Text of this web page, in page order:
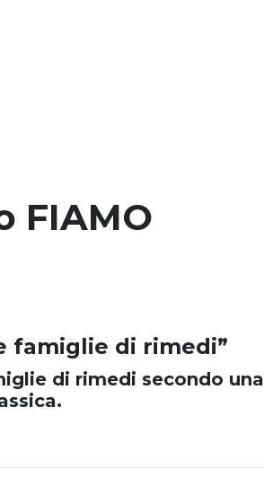
FIAMO
famiglie di rimedi”
di rimedi secondo una